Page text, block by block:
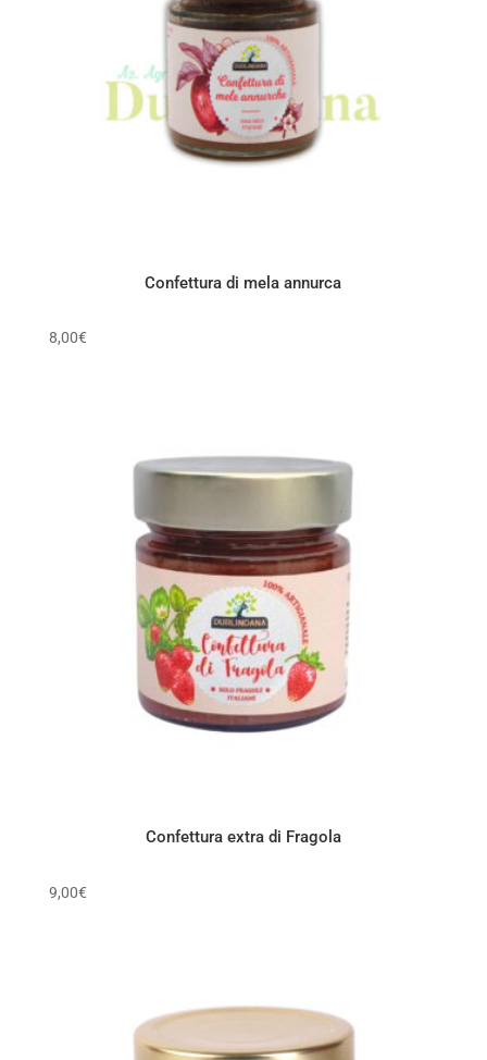
Confettura di mela annurca
8,00€
Confettura extra di Fragola
9,00€